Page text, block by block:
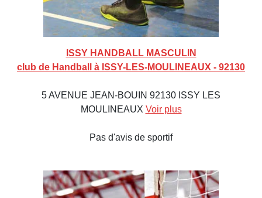
ISSY HANDBALL MASCULIN
club de Handball à ISSY-LES-MOULINEAUX - 92130
5 AVENUE JEAN-BOUIN 92130 ISSY LES
MOULINEAUX Voir plus
Pas d'avis de sportif